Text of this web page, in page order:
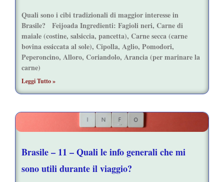
Quali sono i cibi tradizionali di maggior interesse in
Brasile? Feijoada Ingredienti: Fagioli neri, Carne di
maiale (costine, salsiccia, pancetta), Carne secca (carne
bovina essiccata al sole), Cipolla, Aglio, Pomodori,
Peperoncino, Alloro, Coriandolo, Arancia (per marinare la
carne)
Leggi Tutto »
Brasile – 11 – Quali le info generali che mi
sono utili durante il viaggio?